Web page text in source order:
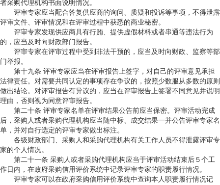
者采购代理机构书面说明情况。
评审专家应当配合答复供应商的询问、质疑和投诉等事项，不得泄露
评审文件、评审情况和在评审过程中获悉的商业秘密。
评审专家发现供应商具有行贿、提供虚假材料或者串通等违法行为
的，应当及时向财政部门报告。
评审专家在评审过程中受到非法干预的，应当及时向财政、监察等部
门举报。
第十九条 评审专家应当在评审报告上签字，对自己的评审意见承担
法律责任。对需要共同认定的事项存在争议的，按照少数服从多数的原则
做出结论。对评审报告有异议的，应当在评审报告上签署不同意见并说明
理由，否则视为同意评审报告。
第二十条 评审专家名单在评审结果公告前应当保密。评审活动完成
后，采购人或者采购代理机构应当随中标、成交结果一并公告评审专家名
单，并对自行选定的评审专家做出标注。
各级财政部门、采购人和采购代理机构有关工作人员不得泄露评审专
家的个人情况。
第二十一条 采购人或者采购代理机构应当于评审活动结束后５个工
作日内，在政府采购信用评价系统中记录评审专家的职责履行情况。
评审专家可以在政府采购信用评价系统中查询本人职责履行情况记